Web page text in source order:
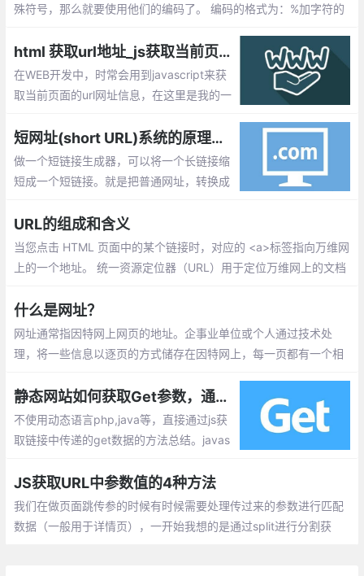
殊符号，那么就要使用他们的编码了。 编码的格式为：%加字符的
值。
html 获取url地址_js获取当前页面的url网址信息汇总
在WEB开发中，时常会用到javascript来获
取当前页面的url网址信息，在这里是我的一
ref(设置或获取整个 URL 为字符串),windo
w.location.protocol(设置或获取 URL 的协
议部分)
短网址(short URL)系统的原理及其实现
做一个短链接生成器，可以将一个长链接缩
短成一个短链接。就是把普通网址，转换成
少、美观、便于发布、传播。
URL的组成和含义
当您点击 HTML 页面中的某个链接时，对应的 <a>标签指向万维网
上的一个地址。 统一资源定位器（URL）用于定位万维网上的文档
什么是网址？
网址通常指因特网上网页的地址。企事业单位或个人通过技术处
理，将一些信息以逐页的方式储存在因特网上，每一页都有一个相
址。
静态网站如何获取Get参数，通过js获取url的参数数据的实现方式
不使用动态语言php,java等，直接通过js获
取链接中传递的get数据的方法总结。javas
来的url进行简单地解析即可。
JS获取URL中参数值的4种方法
我们在做页面跳传参的时候有时候需要处理传过来的参数进行匹配
数据（一般用于详情页），一开始我想的是通过split进行分割获